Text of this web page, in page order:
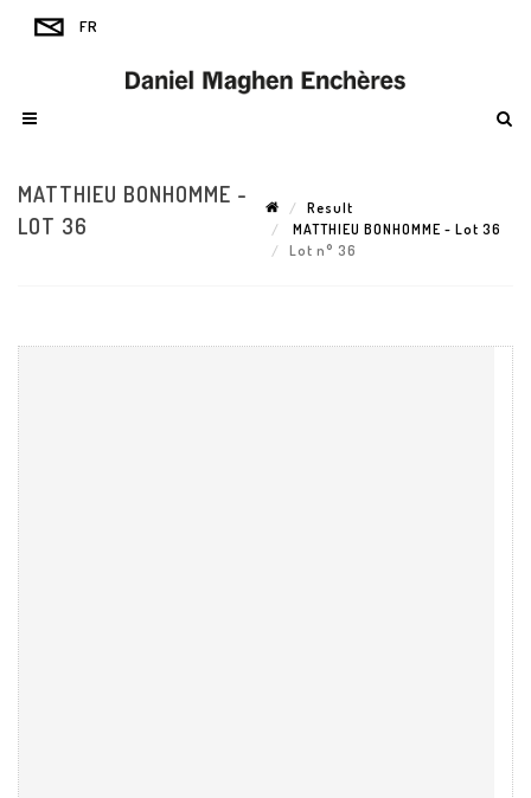
MATTHIEU BONHOMME -
LOT 36
Result
MATTHIEU BONHOMME - Lot 36
Lot n° 36